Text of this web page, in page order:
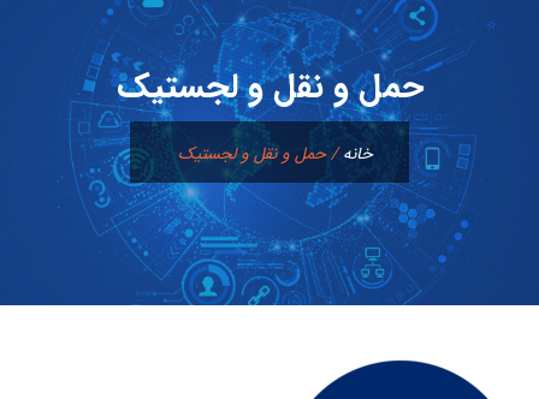
محتوا
حمل و نقل و لجستیک
خانه/حمل و نقل و لجستیک